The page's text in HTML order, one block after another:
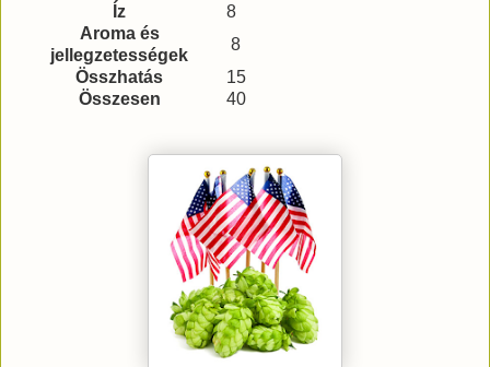
Íz
8
Aroma és
jellegzetességek
8
Összhatás
15
Összesen
40